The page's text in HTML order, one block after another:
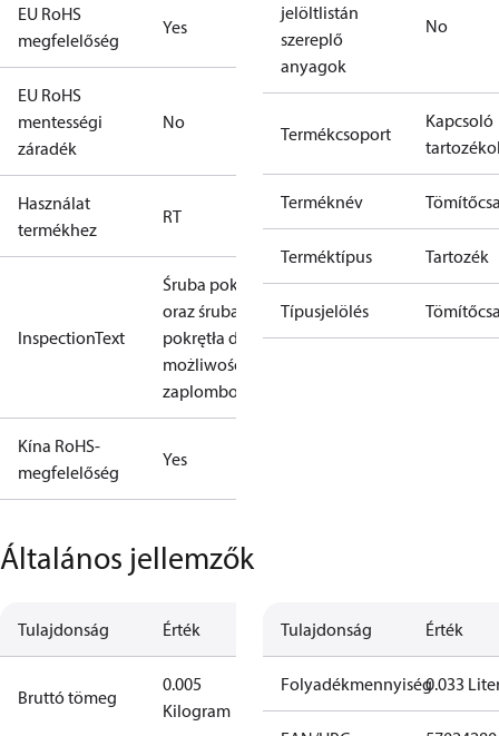
EU RoHS
megfelelőség
Yes
EU RoHS
mentességi
záradék
No
Használat
termékhez
RT
InspectionText
Śruba pokrywy
oraz śruba
pokrętła do RT z
możliwością
zaplombowania
Kína RoHS-
megfelelőség
Yes
jelöltlistán
szereplő
anyagok
No
Termékcsoport
Kapcsoló
Terméknév
Terméktípus Tartozék
Típusjelölés
Általános jellemzők
Tulajdonság Érték
Bruttó tömeg
0.005
Kilogram
Tulajdonság Érték
Folyadékmennyiség0.033